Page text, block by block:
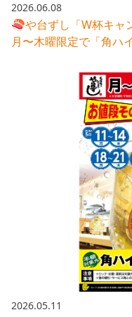
2026.06.08
🍣や台ずし「W杯キャ
月〜木曜限定で「角ハ
2026.05.11